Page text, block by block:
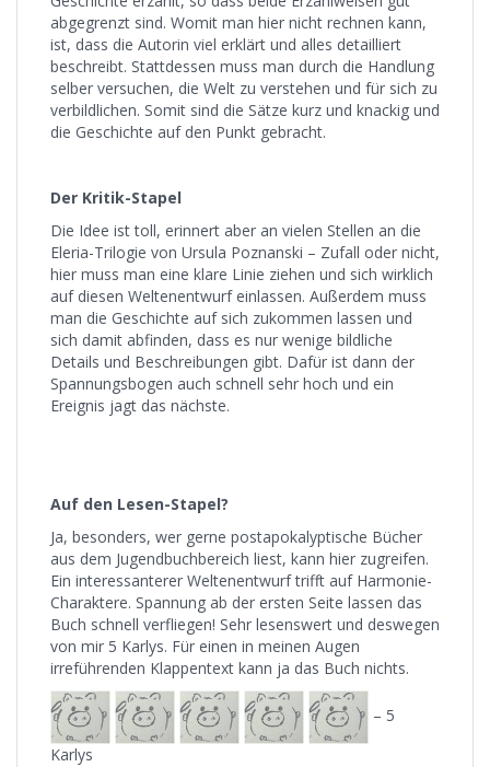
abgegrenzt sind. Womit man hier nicht rechnen kann,
ist, dass die Autorin viel erklärt und alles detailliert
beschreibt. Stattdessen muss man durch die Handlung
selber versuchen, die Welt zu verstehen und für sich zu
verbildlichen. Somit sind die Sätze kurz und knackig und
die Geschichte auf den Punkt gebracht.
Der Kritik-Stapel
Die Idee ist toll, erinnert aber an vielen Stellen an die
Eleria-Trilogie von Ursula Poznanski – Zufall oder nicht,
hier muss man eine klare Linie ziehen und sich wirklich
auf diesen Weltenentwurf einlassen. Außerdem muss
man die Geschichte auf sich zukommen lassen und
sich damit abfinden, dass es nur wenige bildliche
Details und Beschreibungen gibt. Dafür ist dann der
Spannungsbogen auch schnell sehr hoch und ein
Ereignis jagt das nächste.
Auf den Lesen-Stapel?
Ja, besonders, wer gerne postapokalyptische Bücher
aus dem Jugendbuchbereich liest, kann hier zugreifen.
Ein interessanterer Weltenentwurf trifft auf Harmonie-
Charaktere. Spannung ab der ersten Seite lassen das
Buch schnell verfliegen! Sehr lesenswert und deswegen
von mir 5 Karlys. Für einen in meinen Augen
irreführenden Klappentext kann ja das Buch nichts.
– 5
Karlys